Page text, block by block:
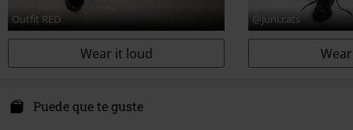
Outfit RED
Wear it loud
@juni.cats
Puede que te guste